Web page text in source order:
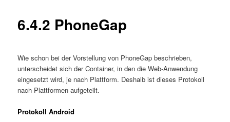
6.4.2 PhoneGap
Wie schon bei der Vorstellung von PhoneGap beschrieben,
unterscheidet sich der Container, in den die Web-Anwendung
eingesetzt wird, je nach Plattform. Deshalb ist dieses Protokoll
nach Plattformen aufgeteilt.
Protokoll Android